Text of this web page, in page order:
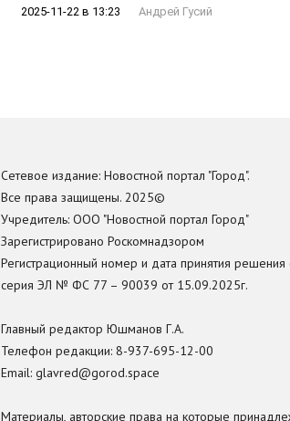
2025-11-22 в 13:23 Андрей Гусий
Сетевое издание: Новостной портал "Город".
Все права защищены. 2025©
Учредитель: ООО "Новостной портал Город"
Зарегистрировано Роскомнадзором
Регистрационный номер и дата принятия
серия ЭЛ № ФС 77 – 90039 от 15.09.2025г.
Главный редактор Юшманов Г.А.
Телефон редакции: 8-937-695-12-00
Email: glavred@gorod.space
Материалы, авторские права на которые